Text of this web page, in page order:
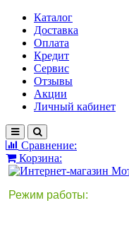
Каталог
Доставка
Оплата
Кредит
Сервис
Отзывы
Акции
Личный кабинет
Сравнение:
Корзина:
Режим работы: